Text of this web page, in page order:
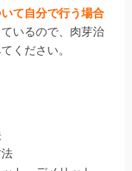
て自分で行う場合
いるので、肉芽治
ください。